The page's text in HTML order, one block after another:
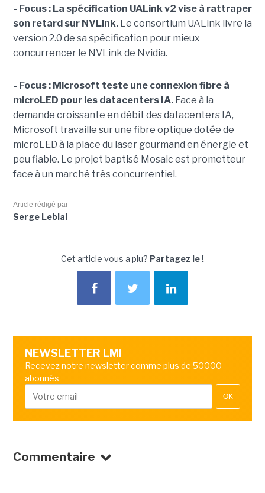
- Focus : La spécification UALink v2 vise à rattraper
son retard sur NVLink. Le consortium UALink livre la
version 2.0 de sa spécification pour mieux
concurrencer le NVLink de Nvidia.
- Focus : Microsoft teste une connexion fibre à
microLED pour les datacenters IA.Face à la
demande croissante en débit des datacenters IA,
Microsoft travaille sur une fibre optique dotée de
microLED à la place du laser gourmand en énergie et
peu fiable. Le projet baptisé Mosaic est prometteur
face à un marché très concurrentiel.
Article rédigé par
Serge Leblal
Cet article vous a plu? Partagez le !
NEWSLETTER LMI
Recevez notre newsletter comme plus de 50000
abonnés
OK
Commentaire